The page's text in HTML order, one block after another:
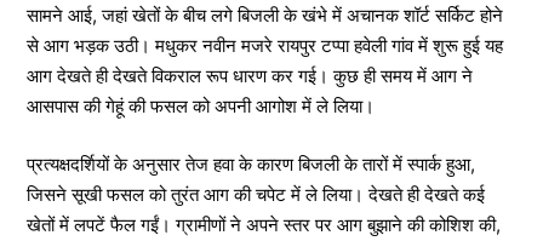
सामने आई, जहां खेतों के बीच लगे बिजली के खंभे में अचानक शॉर्ट सर्किट होने
से आग भड़क उठी। मधुकर नवीन मजरे रायपुर टप्पा हवेली गांव में शुरू हुई यह
आग देखते ही देखते विकराल रूप धारण कर गई। कुछ ही समय में आग ने
आसपास की गेहूं की फसल को अपनी आगोश में ले लिया।
प्रत्यक्षदर्शियों के अनुसार तेज हवा के कारण बिजली के तारों में स्पार्क हुआ,
जिसने सूखी फसल को तुरंत आग की चपेट में ले लिया। देखते ही देखते कई
खेतों में लपटें फैल गईं। ग्रामीणों ने अपने स्तर पर आग बुझाने की कोशिश की,